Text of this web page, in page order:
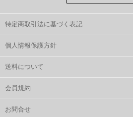
特定商取引法に基づく表記
個人情報保護方針
送料について
会員規約
お問合せ